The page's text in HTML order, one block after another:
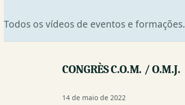
Todos os vídeos de eventos e formações.
CONGRÈS C.O.M. / O.M.J.
14 de maio de 2022